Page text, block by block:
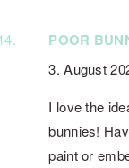
POOR
3. August
I love the
bunnies!
paint or